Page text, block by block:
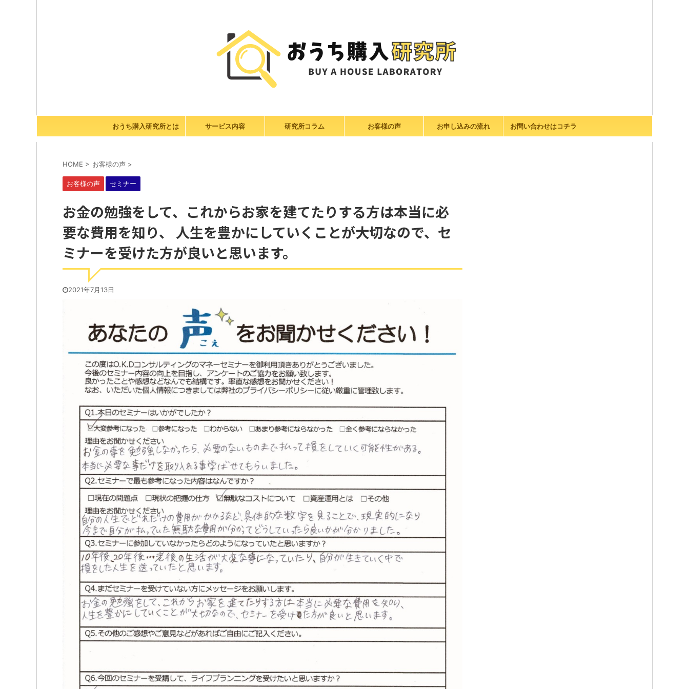
おうち購入研究所とは サービス内容 研究所コラム お客様の声 お申し込みの流れ お問い合わせはコチラ
HOME > お客様の声 >
お客様の声 セミナー
お金の勉強をして、これからお家を建てたりする方は本当に必
要な費用を知り、 人生を豊かにしていくことが大切なので、セ
ミナーを受けた方が良いと思います。
2021年7月13日